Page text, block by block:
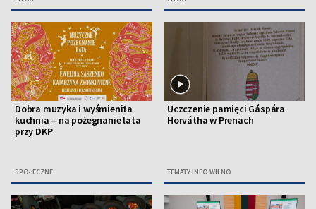
Dobra muzyka i wyśmienita
kuchnia – na pożegnanie lata
przy DKP
SPOŁECZNE
Uczczenie pamięci Gáspára
Horvátha w Prenach
TEMATY INFO WILNO